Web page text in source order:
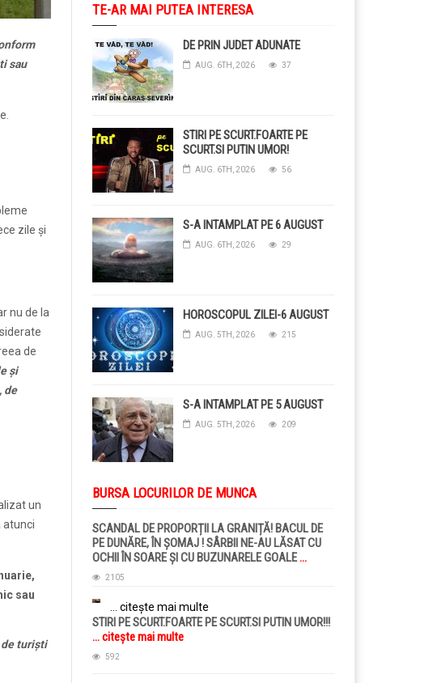
sau
zile și
nu de la
de
și
de
un
atunci
sau
turiști
TE-AR MAI PUTEA INTERESA
DE PRIN JUDET ADUNATE
AUG. 6TH, 2026 37
STIRI PE SCURT.FOARTE PE
SCURT.SI PUTIN UMOR!
AUG. 6TH, 2026 56
S-A INTAMPLAT PE 6 AUGUST
AUG. 6TH, 2026 29
HOROSCOPUL ZILEI-6 AUGUST
AUG. 5TH, 2026 215
S-A INTAMPLAT PE 5 AUGUST
AUG. 5TH, 2026 209
BURSA LOCURILOR DE MUNCA
SCANDAL DE PROPORȚII LA GRANIȚĂ! BACUL DE
PE DUNĂRE, ÎN ȘOMAJ ! SÂRBII NE-AU LĂSAT CU
OCHII ÎN SOARE ȘI CU BUZUNARELE GOALE...
citește mai multe
2105
... citește mai multe
STIRI PE SCURT.FOARTE PE SCURT.SI PUTIN UMOR!!!
... citește mai multe
592